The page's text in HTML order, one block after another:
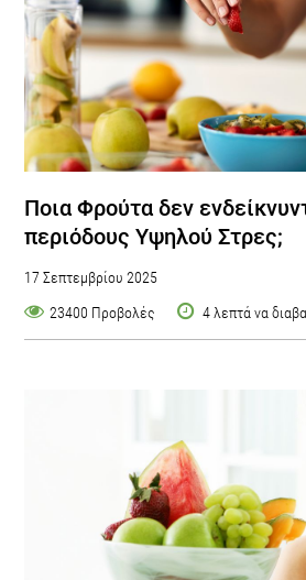
Ποια Φρούτα δεν
περιόδους Υψηλού Στρες;
17 Σεπτεμβρίου 2025
23400 Προβολές
4 λεπτά να